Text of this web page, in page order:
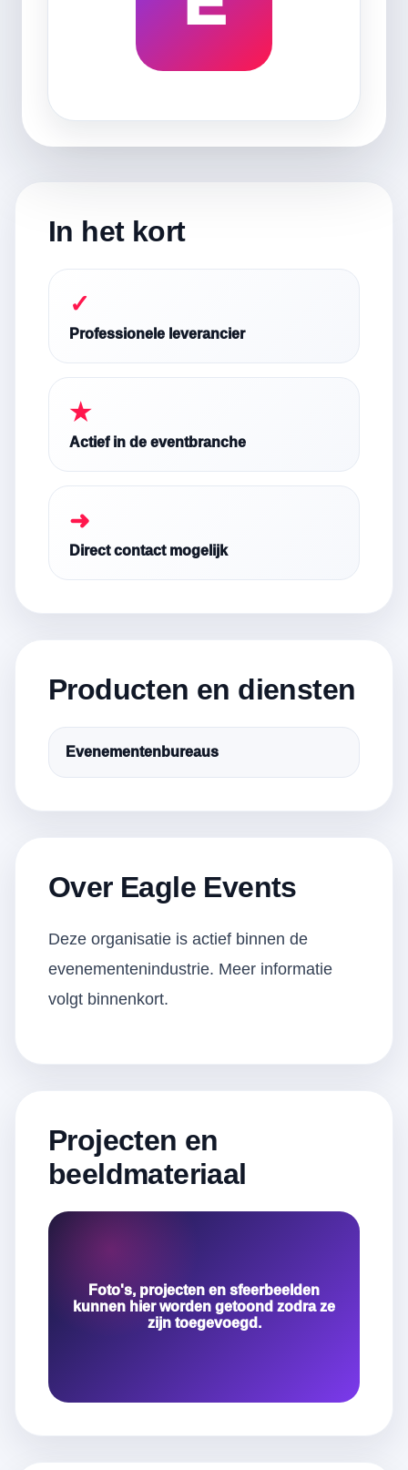
In het kort
✓
Professionele leverancier
★
Actief in de eventbranche
➜
Direct contact mogelijk
Producten en diensten
Evenementenbureaus
Over Eagle Events
Deze organisatie is actief binnen de
evenementenindustrie. Meer informatie
volgt binnenkort.
Projecten en
beeldmateriaal
Foto's, projecten en sfeerbeelden
kunnen hier worden getoond zodra ze
zijn toegevoegd.